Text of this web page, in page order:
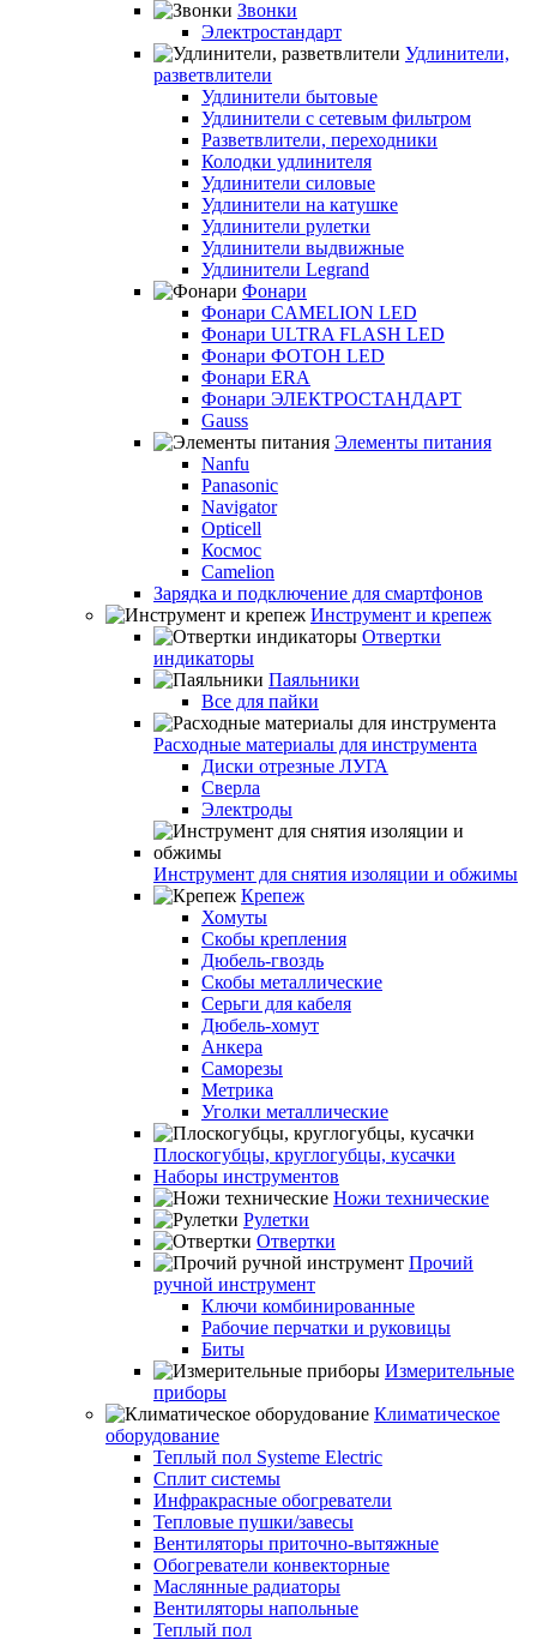
Звонки
Электростандарт
Удлинители,
разветвлители
Удлинители бытовые
Удлинители с сетевым фильтром
Разветвлители, переходники
Колодки удлинителя
Удлинители силовые
Удлинители на катушке
Удлинители рулетки
Удлинители выдвижные
Удлинители Legrand
Фонари
Фонари CAMELION LED
Фонари ULTRA FLASH LED
Фонари ФОТОН LED
Фонари ERA
Фонари ЭЛЕКТРОСТАНДАРТ
Gauss
Элементы питания
Nanfu
Panasonic
Navigator
Opticell
Космос
Camelion
Зарядка и подключение для смартфонов
Инструмент и крепеж
Отвертки
индикаторы
Паяльники
Все для пайки
Расходные материалы для инструмента
Диски отрезные ЛУГА
Сверла
Электроды
Инструмент для снятия изоляции и обжимы
Крепеж
Хомуты
Скобы крепления
Дюбель-гвоздь
Скобы металлические
Серьги для кабеля
Дюбель-хомут
Анкера
Саморезы
Метрика
Уголки металлические
Плоскогубцы, круглогубцы, кусачки
Наборы инструментов
Ножи технические
Рулетки
Отвертки
Прочий
ручной инструмент
Ключи комбинированные
Рабочие перчатки и руковицы
Биты
Измерительные
приборы
Климатическое
оборудование
Теплый пол Systeme Electric
Сплит системы
Инфракрасные обогреватели
Тепловые пушки/завесы
Вентиляторы приточно-вытяжные
Обогреватели конвекторные
Маслянные радиаторы
Вентиляторы напольные
Теплый пол